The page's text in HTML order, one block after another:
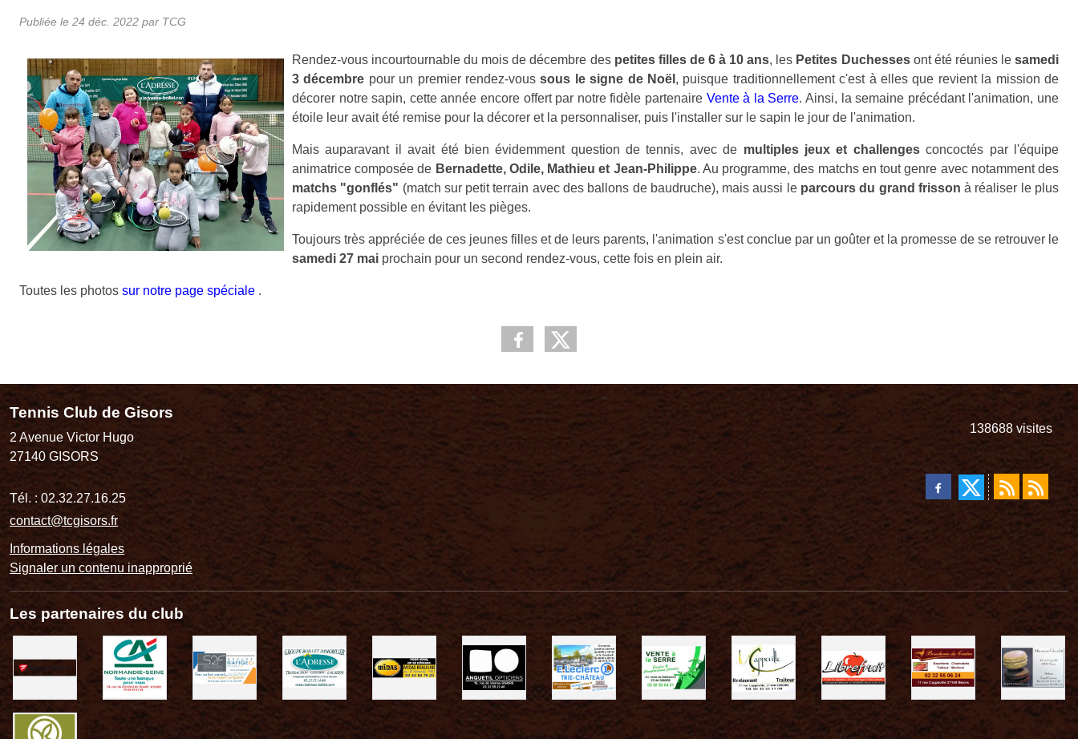
Publiée le 24 déc. 2022 par TCG
Rendez-vous incourtournable du mois de décembre des petites filles de 6 à 10 ans, les Petites Duchessesont été réunies lesamedi
3 décembre pour un premier rendez-voussous le signe de Noël , puisque traditionnellement c'est à elles que revient la mission de
décorer notre sapin, cette année encore offert par notre fidèle partenaire Vente à la Serre. Ainsi, la semaine précédant l'animation, une
étoile leur avait été remise pour la décorer et la personnaliser, puis l'installer sur le sapin le jour de l'animation.
Mais auparavant il avait été bien évidemment question de tennis, avec de multiples jeux et challengesconcoctés par l'équipe
animatrice composée de Bernadette, Odile, Mathieu et Jean-Philippe. Au programme, des matchs en tout genre avec notamment des
matchs "gonflés" (match sur petit terrain avec des ballons de baudruche), mais aussi le parcours du grand frisson à réaliser le plus
rapidement possible en évitant les pièges.
Toujours très appréciée de ces jeunes filles et de leurs parents, l'animation s'est conclue par un goûter et la promesse de se retrouver le
samedi 27 mai prochain pour un second rendez-vous, cette fois en plein air.
Toutes les photos sur notre page spéciale .
Tennis Club de Gisors
2 Avenue Victor Hugo
27140 GISORS
Tél. : 02.32.27.16.25
contact@tcgisors.fr
Informations légales
Signaler un contenu inapproprié
138688 visites
Les partenaires du club